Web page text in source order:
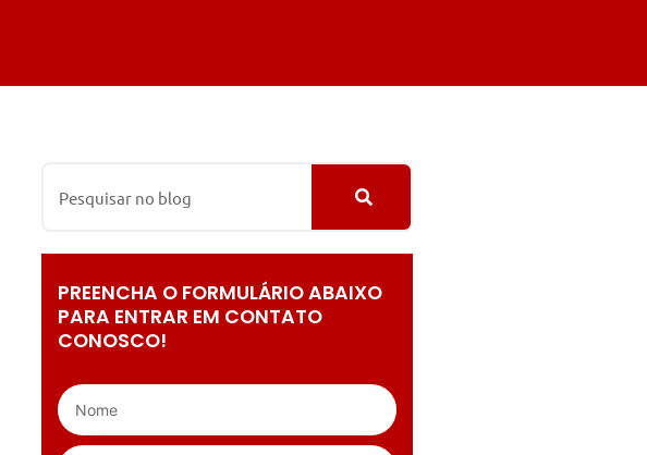
PREENCHA O FORMULÁRIO ABAIXO
PARA ENTRAR EM CONTATO
CONOSCO!